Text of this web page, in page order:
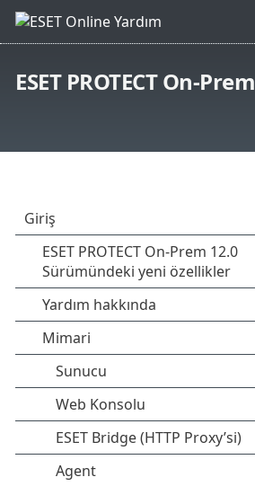
ESET PROTECT On-Prem